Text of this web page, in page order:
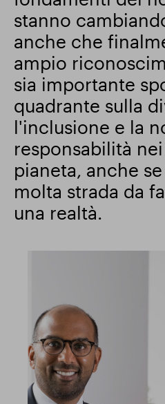
stanno
anche che
ampio
sia importante
quadrante sulla
l'inclusione e la
responsabilità
pianeta, anche
molta strada da
una realtà.